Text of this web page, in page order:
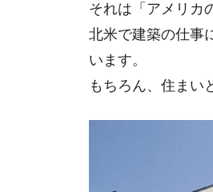
それは「アメリカ
北米で建築の仕事
います。
もちろん、住まい